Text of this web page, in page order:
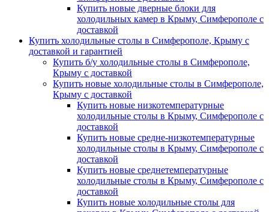
Купить новые дверные блоки для
холодильных камер в Крыму, Симферополе с
доставкой
Купить холодильные столы в Симферополе, Крыму с
доставкой и гарантией
Купить б/у холодильные столы в Симферополе,
Крыму с доставкой
Купить новые холодильные столы в Симферополе,
Крыму с доставкой
Купить новые низкотемпературные
холодильные столы в Крыму, Симферополе с
доставкой
Купить новые средне-низкотемпературные
холодильные столы в Крыму, Симферополе с
доставкой
Купить новые среднетемпературные
холодильные столы в Крыму, Симферополе с
доставкой
Купить новые холодильные столы для